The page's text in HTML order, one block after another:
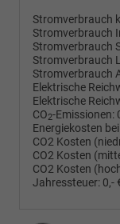
Stromverbrauch
Stromverbrauch
Stromverbrauch
Stromverbrauch
Stromverbrauch
Elektrische
Elektrische
CO2-Emissionen:
Energiekosten
CO2 Kosten
CO2 Kosten
CO2 Kosten
Jahressteuer: 0,-